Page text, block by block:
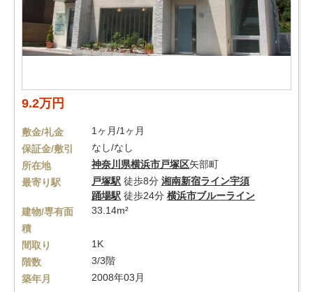
9.2万円
敷金/礼金
1ヶ月/1ヶ月
保証金/敷引
なし/なし
所在地
神奈川県横浜市戸塚区矢部町
最寄り駅
戸塚駅 徒歩8分 湘南新宿ライン宇須
踊場駅 徒歩24分 横浜市ブルーライン
建物/専有面
積
33.14m²
間取り
1K
階数
3/3階
築年月
2008年03月